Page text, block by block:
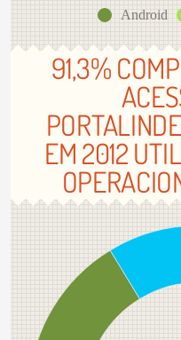
Android
91,3%
EM 2012